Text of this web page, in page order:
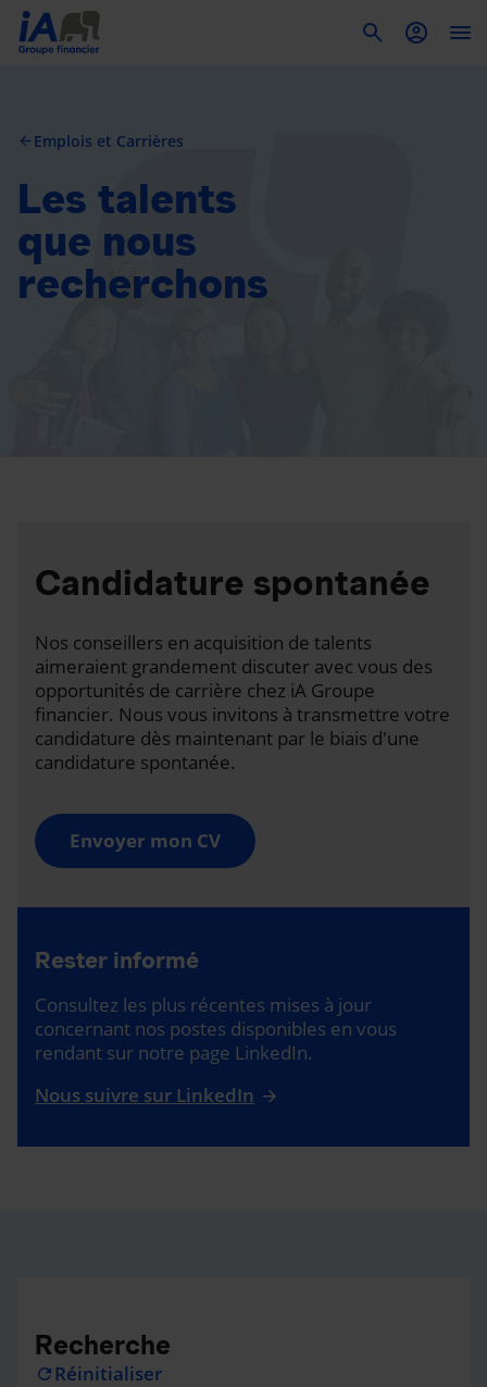
arrow_back Emplois et Carrières
Les talents
que nous
recherchons
Candidature spontanée
Nos conseillers en acquisition de talents
aimeraient grandement discuter avec vous des
opportunités de carrière chez iA Groupe
financier. Nous vous invitons à transmettre votre
candidature dès maintenant par le biais d'une
candidature spontanée.
Envoyer mon CV
Rester informé
Consultez les plus récentes mises à jour
concernant nos postes disponibles en vous
rendant sur notre page LinkedIn.
Nous suivre sur LinkedIn
Recherche
refresh Réinitialiser